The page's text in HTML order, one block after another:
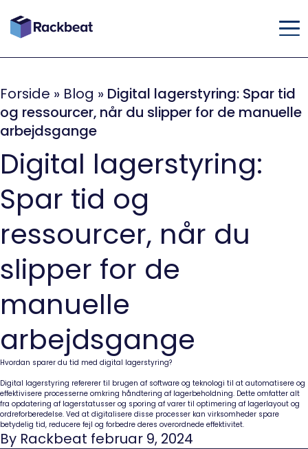
Forside » Blog » Digital lagerstyring: Spar tid
og ressourcer, når du slipper for de manuelle
arbejdsgange
Digital lagerstyring:
Spar tid og
ressourcer, når du
slipper for de
manuelle
arbejdsgange
Hvordan sparer du tid med digital lagerstyring?
Digital lagerstyring refererer til brugen af software og teknologi til at automatisere og
effektivisere processerne omkring håndtering af lagerbeholdning. Dette omfatter alt
fra opdatering af lagerstatusser og sporing af varer til optimering af lagerlayout og
ordreforberedelse. Ved at digitalisere disse processer kan virksomheder spare
betydelig tid, reducere fejl og forbedre deres overordnede effektivitet.
By Rackbeat februar 9, 2024